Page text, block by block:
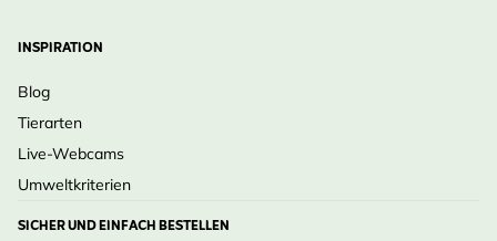
INSPIRATION
Blog
Tierarten
Live-Webcams
Umweltkriterien
SICHER UND EINFACH BESTELLEN